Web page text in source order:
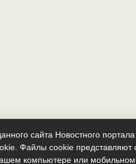
сайта Новостного
Файлы cookie
компьютере или